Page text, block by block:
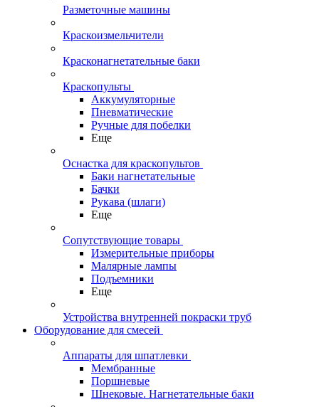
Разметочные машины
Краскоизмельчители
Красконагнетательные баки
Краскопульты
Аккумуляторные
Пневматические
Ручные для побелки
Еще
Оснастка для краскопультов
Баки нагнетательные
Бачки
Рукава (шлаги)
Еще
Сопутствующие товары
Измерительные приборы
Малярные лампы
Подъемники
Еще
Устройства внутренней покраски труб
Оборудование для смесей
Аппараты для шпатлевки
Мембранные
Поршневые
Шнековые. Нагнетательные баки